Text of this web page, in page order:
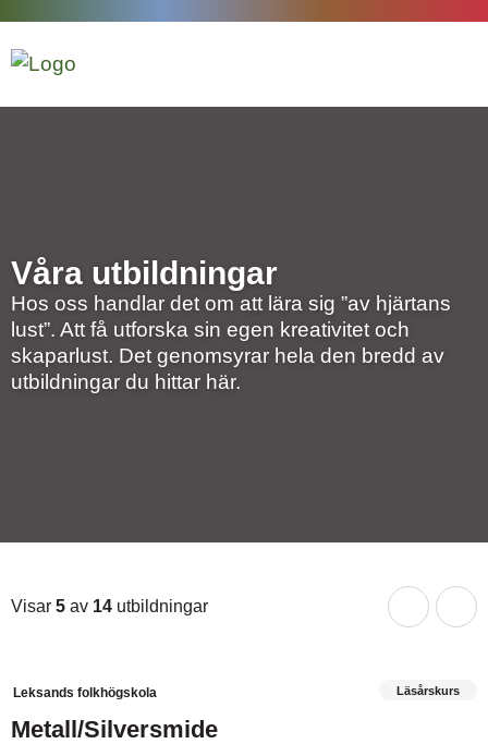
and crafts
Våra utbildningar
Hos oss handlar det om att lära sig ”av hjärtans
lust”. Att få utforska sin egen kreativitet och
skaparlust. Det genomsyrar hela den bredd av
utbildningar du hittar här.
Visar 5 av 14 utbildningar
Layout:
Leksands folkhögskola Läsårskurs
Metall/Silversmide